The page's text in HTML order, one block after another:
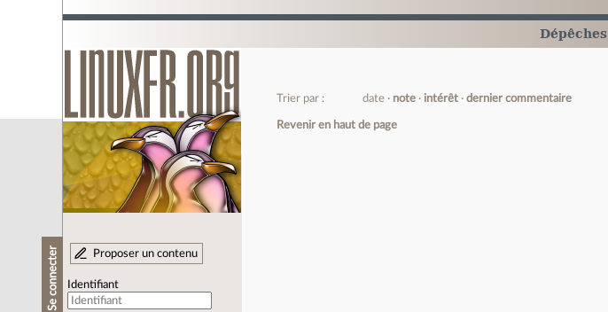
Dépêches
Se connecter Proposer un contenu
Identifiant
Trier par : date note intérêt dernier commentaire
Revenir en haut de page